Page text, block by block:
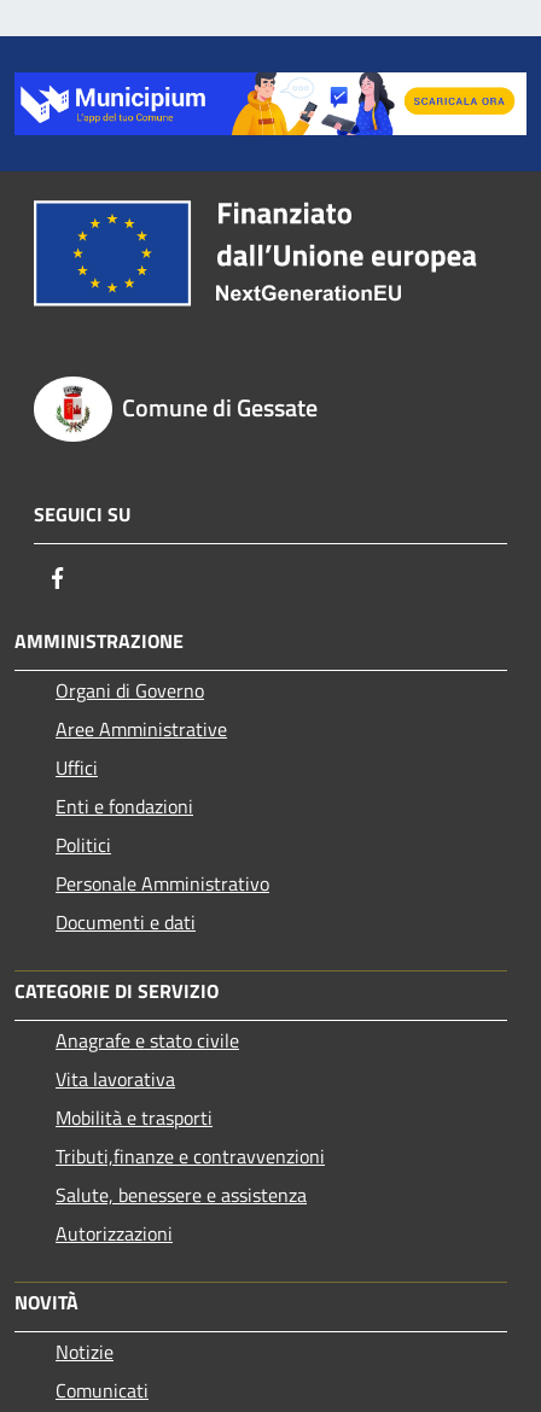
Comune di Gessate
SEGUICI SU
AMMINISTRAZIONE
Organi di Governo
Aree Amministrative
Uffici
Enti e fondazioni
Politici
Personale Amministrativo
Documenti e dati
CATEGORIE DI SERVIZIO
Anagrafe e stato civile
Vita lavorativa
Mobilità e trasporti
Tributi,finanze e contravvenzioni
Salute, benessere e assistenza
Autorizzazioni
NOVITÀ
Notizie
Comunicati